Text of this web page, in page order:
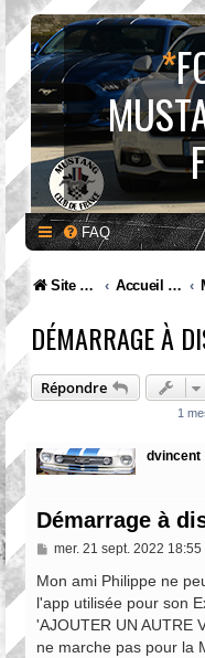
*
FAQ
Site internet MCF Accueil Forum
DÉMARRAGE À
Répondre
1
dvincent
Démarrage à
M
s
a
g
mer. 21 sept. 2022 18:55
Mon ami Philippe ne
l'app utilisée pour son
'AJOUTER UN AUTRE
ne marche pas pour la